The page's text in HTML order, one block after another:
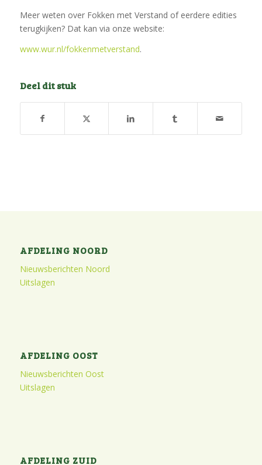
Meer weten over Fokken met Verstand of eerdere edities
terugkijken? Dat kan via onze website:
www.wur.nl/fokkenmetverstand.
Deel dit stuk
AFDELING NOORD
Nieuwsberichten Noord
Uitslagen
AFDELING OOST
Nieuwsberichten Oost
Uitslagen
AFDELING ZUID